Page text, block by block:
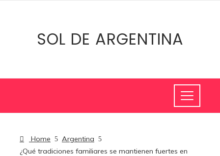
SOL DE ARGENTINA
Home
Argentina
¿Qué tradiciones familiares se mantienen fuertes en